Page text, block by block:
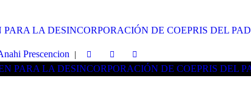
LA DESINCORPORACIÓN DE COEPRIS DEL
Prescencion